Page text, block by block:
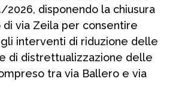
2026, disponendo la chiusura
via Zeila per consentire
interventi di riduzione delle
di distrettualizzazione delle
tra via Ballero e via